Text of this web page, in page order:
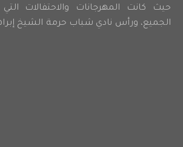
حيث كانت المهرجانات والاحتفالات
الجميع، ورأس نادي شباب حرمة الشيخ